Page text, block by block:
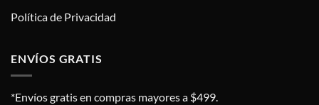
Política de Privacidad
ENVÍOS GRATIS
*Envíos gratis en compras mayores a $499.